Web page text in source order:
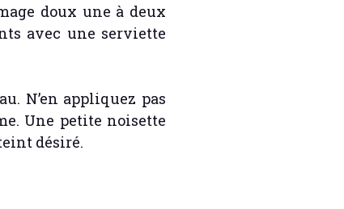
doux une à deux
avec une serviette
N’en appliquez pas
Une petite noisette
désiré.